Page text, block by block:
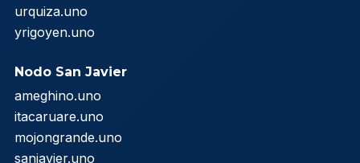
urquiza.uno
yrigoyen.uno
Nodo San Javier
ameghino.uno
itacaruare.uno
mojongrande.uno
sanjavier.uno